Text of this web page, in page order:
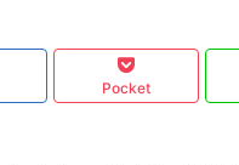
Pocket